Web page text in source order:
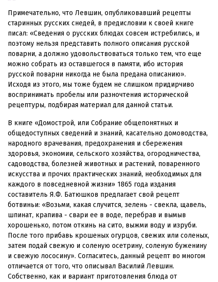
Примечательно, что Левшин, опубликовавший рецепты
старинных русских снедей, в предисловии к своей книге
писал: «Сведения о русских блюдах совсем истребились, и
поэтому нельзя представить полного описания русской
поварни, а должно удовольствоваться только тем, что еще
можно собрать из оставшегося в памяти, ибо история
русской поварни никогда не была предана описанию».
Исходя из этого, мы тоже будем не слишком придирчиво
воспринимать пробелы или разночтения исторической
рецептуры, подбирая материал для данной статьи.
В книге «Домострой, или Собрание общепонятных и
общедоступных сведений и знаний, касательно домоводства,
народного врачевания, предохранения и сбережения
здоровья, экономии, сельского хозяйства, огородничества,
садоводства, болезней животных и растений, поваренного
искусства и прочих практических знаний, необходимых для
каждого в повседневной жизни» 1865 года издания
составитель Я.Ф. Батюшков предлагает свой рецепт
ботвиньи: «Возьми, какая случится, зелень - свекла, щавель,
шпинат, крапива - свари ее в воде, перебрав и вымыв
хорошенько, потом откинь на сито, выжми воду и изруби.
После того прибавь крошеных огурцов, свежих или соленых,
затем подай свежую и соленую осетрину, соленую буженину
и свежую лососину». Согласитесь, данный рецепт во многом
отличается от того, что описывал Василий Левшин.
Собственно, как и вариант приготовления блюда от